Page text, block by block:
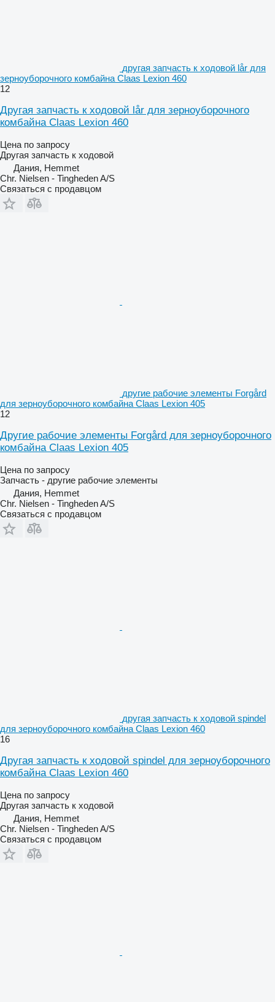
другая запчасть к ходовой lår для
зерноуборочного комбайна Claas Lexion 460
12
Другая запчасть к ходовой lår для зерноуборочного
комбайна Claas Lexion 460
Цена по запросу
Другая запчасть к ходовой
Дания, Hemmet
Chr. Nielsen - Tingheden A/S
Связаться с продавцом
другие рабочие элементы Forgård
для зерноуборочного комбайна Claas Lexion 405
12
Другие рабочие элементы Forgård для зерноуборочного
комбайна Claas Lexion 405
Цена по запросу
Запчасть - другие рабочие элементы
Дания, Hemmet
Chr. Nielsen - Tingheden A/S
Связаться с продавцом
другая запчасть к ходовой spindel
для зерноуборочного комбайна Claas Lexion 460
16
Другая запчасть к ходовой spindel для зерноуборочного
комбайна Claas Lexion 460
Цена по запросу
Другая запчасть к ходовой
Дания, Hemmet
Chr. Nielsen - Tingheden A/S
Связаться с продавцом